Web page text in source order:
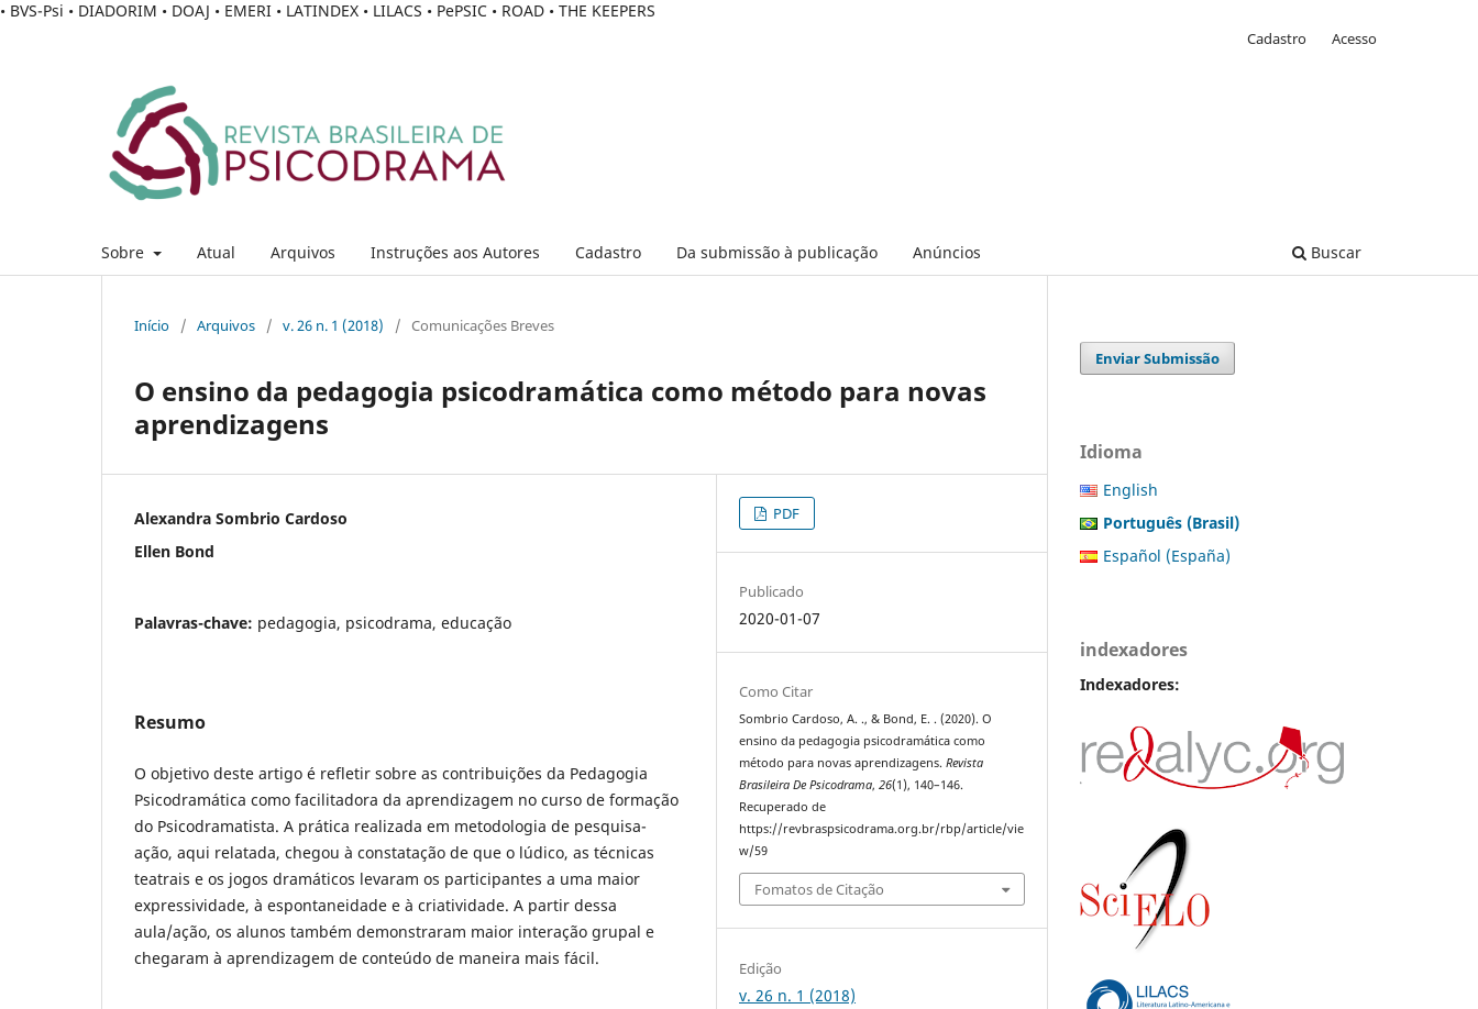
• BVS-Psi • DIADORIM • DOAJ • EMERI • LATINDEX • LILACS • PePSIC • ROAD • THE KEEPERS
Sobre Atual Arquivos Instruções aos Autores Cadastro Da submissão à publicação Anúncios Buscar
Cadastro Acesso
Início / Arquivos / v. 26 n. 1 (2018) / Comunicações Breves
O ensino da pedagogia psicodramática como método para novas
aprendizagens
Alexandra Sombrio Cardoso
Ellen Bond
Palavras-chave: pedagogia, psicodrama, educação
Resumo
O objetivo deste artigo é refletir sobre as contribuições da Pedagogia
Psicodramática como facilitadora da aprendizagem no curso de formação
do Psicodramatista. A prática realizada em metodologia de pesquisa-
ação, aqui relatada, chegou à constatação de que o lúdico, as técnicas
teatrais e os jogos dramáticos levaram os participantes a uma maior
expressividade, à espontaneidade e à criatividade. A partir dessa
aula/ação, os alunos também demonstraram maior interação grupal e
chegaram à aprendizagem de conteúdo de maneira mais fácil.
PDF
Publicado
2020-01-07
Como Citar
Sombrio Cardoso, A. ., & Bond, E. . (2020). O
ensino da pedagogia psicodramática como
método para novas aprendizagens.Revista
Brasileira De Psicodrama,26(1), 140–146.
Recuperado de
https://revbraspsicodrama.org.br/rbp/article/vie
w/59
Fomatos de Citação
Edição
v. 26 n. 1 (2018)
Enviar Submissão
Idioma
English
Português (Brasil)
Español (España)
indexadores
Indexadores: